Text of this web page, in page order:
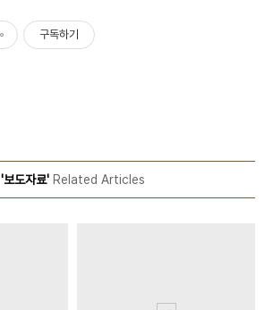
구독하기
'보도자료'Related Articles